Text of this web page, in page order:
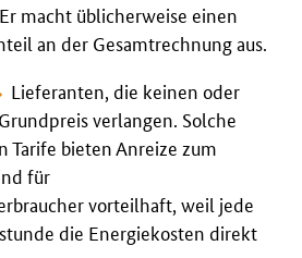
macht üblicherweise einen
an der Gesamtrechnung aus.
Lieferanten, die keinen oder
verlangen. Solche
Tarife bieten Anreize zum
für
vorteilhaft, weil jede
die Energiekosten direkt